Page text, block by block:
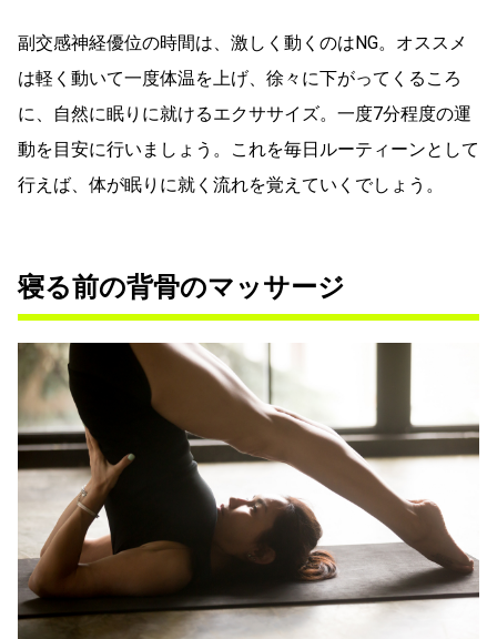
副交感神経優位の時間は、激しく動くのはNG。オススメ
は軽く動いて一度体温を上げ、徐々に下がってくるころ
に、自然に眠りに就けるエクササイズ。一度7分程度の運
動を目安に行いましょう。これを毎日ルーティーンとして
行えば、体が眠りに就く流れを覚えていくでしょう。
寝る前の背骨のマッサージ